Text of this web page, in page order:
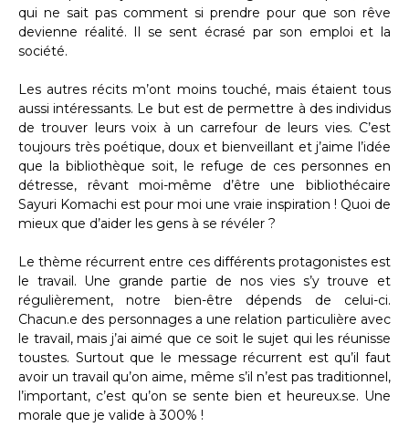
qui ne sait pas comment si prendre pour que son rêve
devienne réalité. Il se sent écrasé par son emploi et la
société.
Les autres récits m’ont moins touché, mais étaient tous
aussi intéressants. Le but est de permettre à des individus
de trouver leurs voix à un carrefour de leurs vies. C’est
toujours très poétique, doux et bienveillant et j’aime l’idée
que la bibliothèque soit, le refuge de ces personnes en
détresse, rêvant moi-même d’être une bibliothécaire
Sayuri Komachi est pour moi une vraie inspiration ! Quoi de
mieux que d’aider les gens à se révéler ?
Le thème récurrent entre ces différents protagonistes est
le travail. Une grande partie de nos vies s’y trouve et
régulièrement, notre bien-être dépends de celui-ci.
Chacun.e des personnages a une relation particulière avec
le travail, mais j’ai aimé que ce soit le sujet qui les réunisse
toustes. Surtout que le message récurrent est qu’il faut
avoir un travail qu’on aime, même s’il n’est pas traditionnel,
l’important, c’est qu’on se sente bien et heureux.se. Une
morale que je valide à 300% !